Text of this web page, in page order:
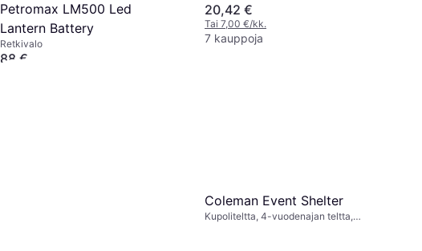
Petromax LM500 Led
Lantern Battery
Retkivalo
88 €
20,42 €
Tai 7,00 €/kk.
7 kauppoja
Coleman Event Shelter
Kupoliteltta, 4-vuodenajan teltta,